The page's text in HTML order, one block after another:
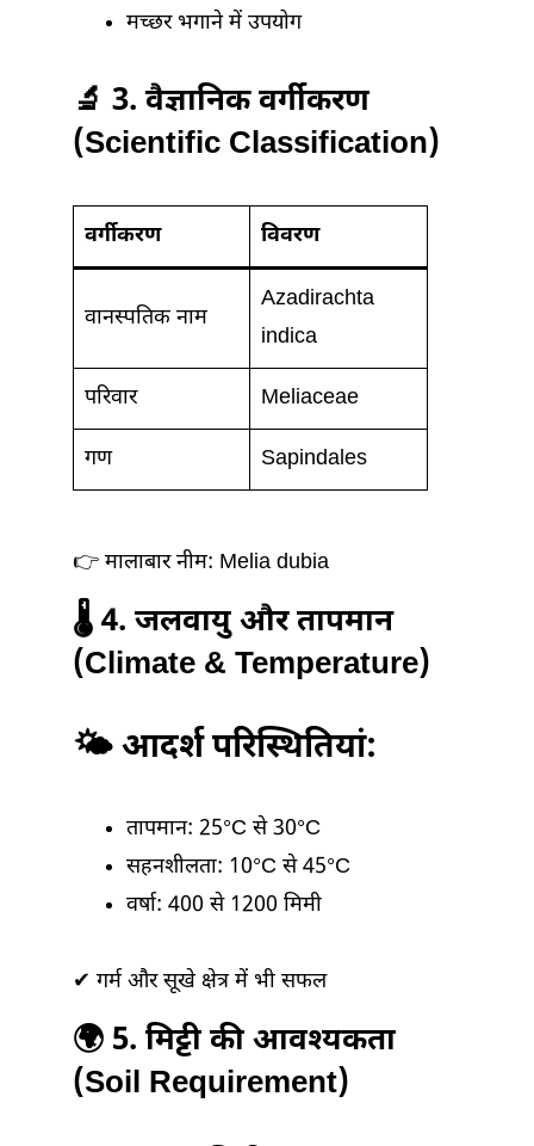
मच्छर भगाने में उपयोग
🔬 3. वैज्ञानिक वर्गीकरण
(Scientific Classification)
वर्गीकरण विवरण
वानस्पतिक नाम
Azadirachta
indica
परिवार Meliaceae
गण Sapindales
👉 मालाबार नीम: Melia dubia
🌡️ 4. जलवायु और तापमान
(Climate & Temperature)
🌤️ आदर्श परिस्थितियां:
तापमान: 25°C से 30°C
सहनशीलता: 10°C से 45°C
वर्षा: 400 से 1200 मिमी
✔ गर्म और सूखे क्षेत्र में भी सफल
🌍 5. मिट्टी की आवश्यकता
(Soil Requirement)